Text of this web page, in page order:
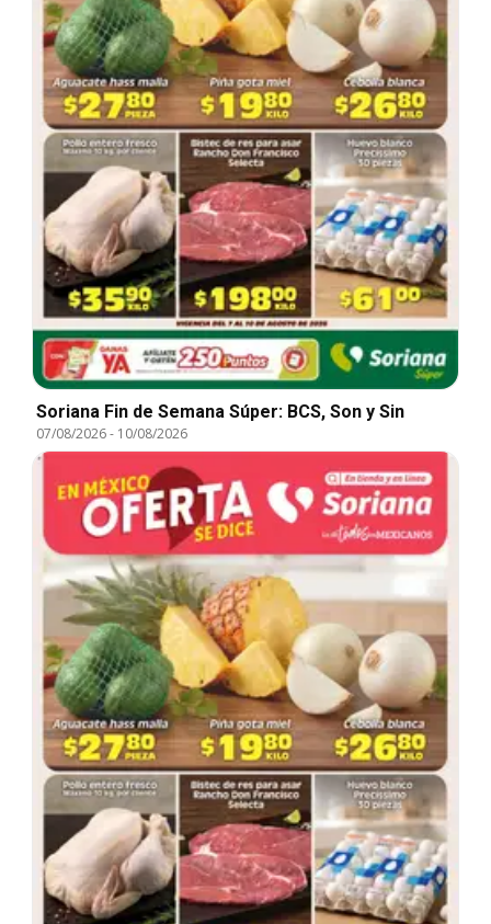
Soriana Fin de Semana Súper: BCS, Son y Sin
07/08/2026- 10/08/2026